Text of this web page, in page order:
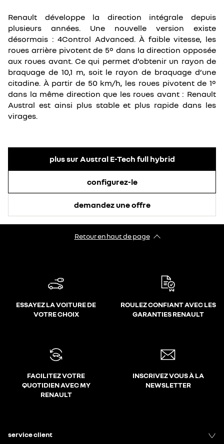
Renault développe la direction intégrale depuis
plusieurs années. Une nouvelle version existe
désormais : 4Control Advanced. À faible vitesse, les
roues arrière pivotent de 5° dans la direction opposée
aux roues avant. Ce qui permet d’obtenir un rayon de
braquage de 10,1 m, soit le rayon de braquage d’une
citadine. À partir de 50 km/h, les roues pivotent de 1°
dans la même direction que les roues avant : Renault
Austral est ainsi plus stable et plus rapide dans les
virages.
plus sur Austral E-Tech full hybrid
configurez-le
demandez une offre
Retour en haut de page
ESSAYEZ LA VOITURE DE
VOTRE CHOIX
ROULEZ CONFIANT AVEC LES
GARANTIES RENAULT
FACILITEZ VOTRE
QUOTIDIEN AVEC MY
RENAULT
INSCRIVEZ VOUS À LA
NEWSLETTER
service client